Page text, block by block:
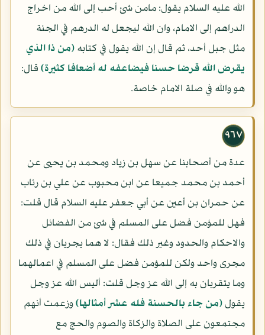
الله عليه السلام يقول: مامن شئ أحب إلى الله من اخراج
الدراهم إلى الامام، وان الله ليجعل له الدرهم في الجنة
مثل جبل أحد، ثم قال إن الله يقول في كتابه (من ذا الذي
يقرض الله قرضا حسنا فيضاعفه له أضعافا كثيرة) قال:
هو والله في صلة الامام خاصة.
٩٦٧
عدة من أصحابنا عن سهل بن زياد ومحمد بن يحيى عن
أحمد بن محمد جميعا عن ابن محبوب عن علي بن رئاب
عن حمران بن أعين عن أبي جعفر عليه السلام قال قلت:
فهل للمؤمن فضل على المسلم في شئ من الفضائل
والاحكام والحدود وغير ذلك فقال: لا هما يجريان في ذلك
مجرى واحد ولكن للمؤمن فضل على المسلم في اعمالهما
وما يتقربان به إلى الله عز وجل قلت: أليس الله عز وجل
يقول(من جاء بالحسنة فله عشر أمثالها)وزعمت أنهم
مجتمعون على الصلاة والزكاة والصوم والحج مع